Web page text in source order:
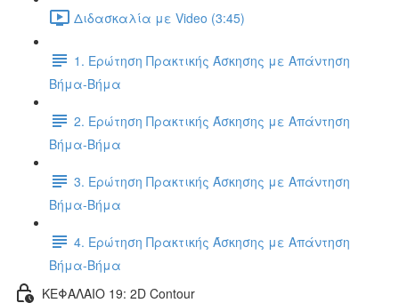
Διδασκαλία με Video (3:45)
1. Ερώτηση Πρακτικής Άσκησης με Απάντηση
Βήμα-Βήμα
2. Ερώτηση Πρακτικής Άσκησης με Απάντηση
Βήμα-Βήμα
3. Ερώτηση Πρακτικής Άσκησης με Απάντηση
Βήμα-Βήμα
4. Ερώτηση Πρακτικής Άσκησης με Απάντηση
Βήμα-Βήμα
ΚΕΦΑΛΑΙΟ 19: 2D Contour